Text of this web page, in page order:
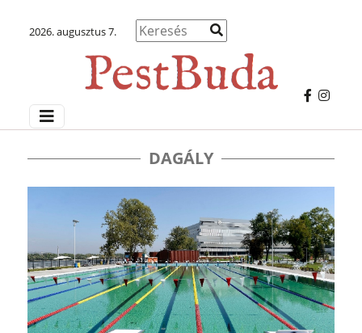
2026. augusztus 7.
DAGÁLY